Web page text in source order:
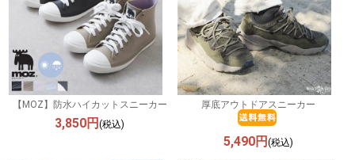
【MOZ】防水ハイカットスニーカー
3,850円(税込)
厚底アウトドアスニーカー
5,490円 (税込)